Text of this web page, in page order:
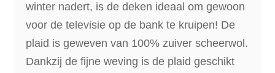
winter nadert, is de deken ideaal om gewoon
voor de televisie op de bank te kruipen! De
plaid is geweven van 100% zuiver scheerwol.
Dankzij de fijne weving is de plaid geschikt